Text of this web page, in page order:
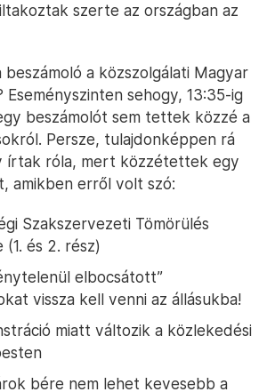
szerte az országban az
beszámoló a közszolgálati Magyar
Eseményszinten sehogy, 13:35-ig
beszámolót sem tettek közzé a
Persze, tulajdonképpen rá
írtak róla, mert közzétettek egy
amikben erről volt szó:
Szakszervezeti Tömörülés
és 2. rész)
elbocsátott”
vissza kell venni az állásukba!
miatt változik a közlekedési
bére nem lehet kevesebb a